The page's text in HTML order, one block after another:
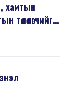
хамтын